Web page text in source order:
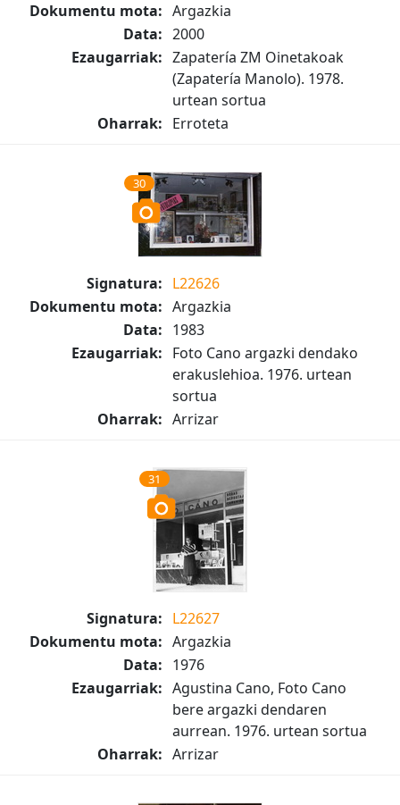
Dokumentu mota: Argazkia
Data: 2000
Ezaugarriak: Zapatería ZM Oinetakoak
(Zapatería Manolo). 1978.
urtean sortua
Oharrak: Erroteta
30
Signatura: L22626
Dokumentu mota: Argazkia
Data: 1983
Ezaugarriak: Foto Cano argazki dendako
erakuslehioa. 1976. urtean
sortua
Oharrak: Arrizar
31
Signatura: L22627
Dokumentu mota: Argazkia
Data: 1976
Ezaugarriak: Agustina Cano, Foto Cano
bere argazki dendaren
aurrean. 1976. urtean sortua
Oharrak: Arrizar